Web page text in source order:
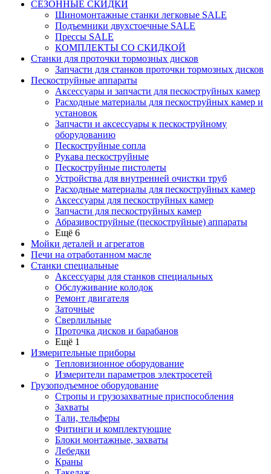
СЕЗОННЫЕ СКИДКИ
Шиномонтажные станки легковые SALE
Подъемники двухстоечные SALE
Прессы SALE
КОМПЛЕКТЫ СО СКИДКОЙ
Станки для проточки тормозных дисков
Запчасти для станков проточки тормозных дисков
Пескоструйные аппараты
Аксессуары и запчасти для пескоструйных камер
Расходные материалы для пескоструйных камер и
установок
Запчасти и аксессуары к пескоструйному
оборудованию
Пескоструйные сопла
Рукава пескоструйные
Пескоструйные пистолеты
Устройства для внутренней очистки труб
Расходные материалы для пескоструйных камер
Аксессуары для пескоструйных камер
Запчасти для пескоструйных камер
Абразивоструйные (пескоструйные) аппараты
Ещё 6
Мойки деталей и агрегатов
Печи на отработанном масле
Станки специальные
Аксессуары для станков специальных
Обслуживание колодок
Ремонт двигателя
Заточные
Сверлильные
Проточка дисков и барабанов
Ещё 1
Измерительные приборы
Тепловизионное оборудование
Измерители параметров электросетей
Грузоподъемное оборудование
Стропы и грузозахватные приспособления
Захваты
Тали, тельферы
Фитинги и комплектующие
Блоки монтажные, захваты
Лебедки
Краны